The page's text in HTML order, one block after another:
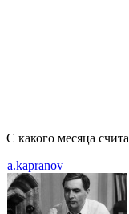
С какого месяца
a.kapranov